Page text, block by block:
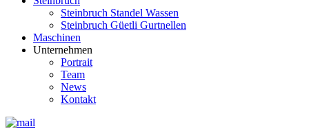
Steinbruch Standel Wassen
Steinbruch Güetli Gurtnellen
Maschinen
Unternehmen
Portrait
Team
News
Kontakt